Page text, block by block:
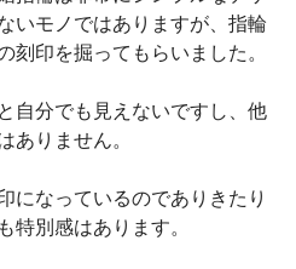
いモノではありますが、指輪
印を掘ってもらいました。
自分でも見えないですし、他
りません。
になっているのでありきたり
特別感はあります。